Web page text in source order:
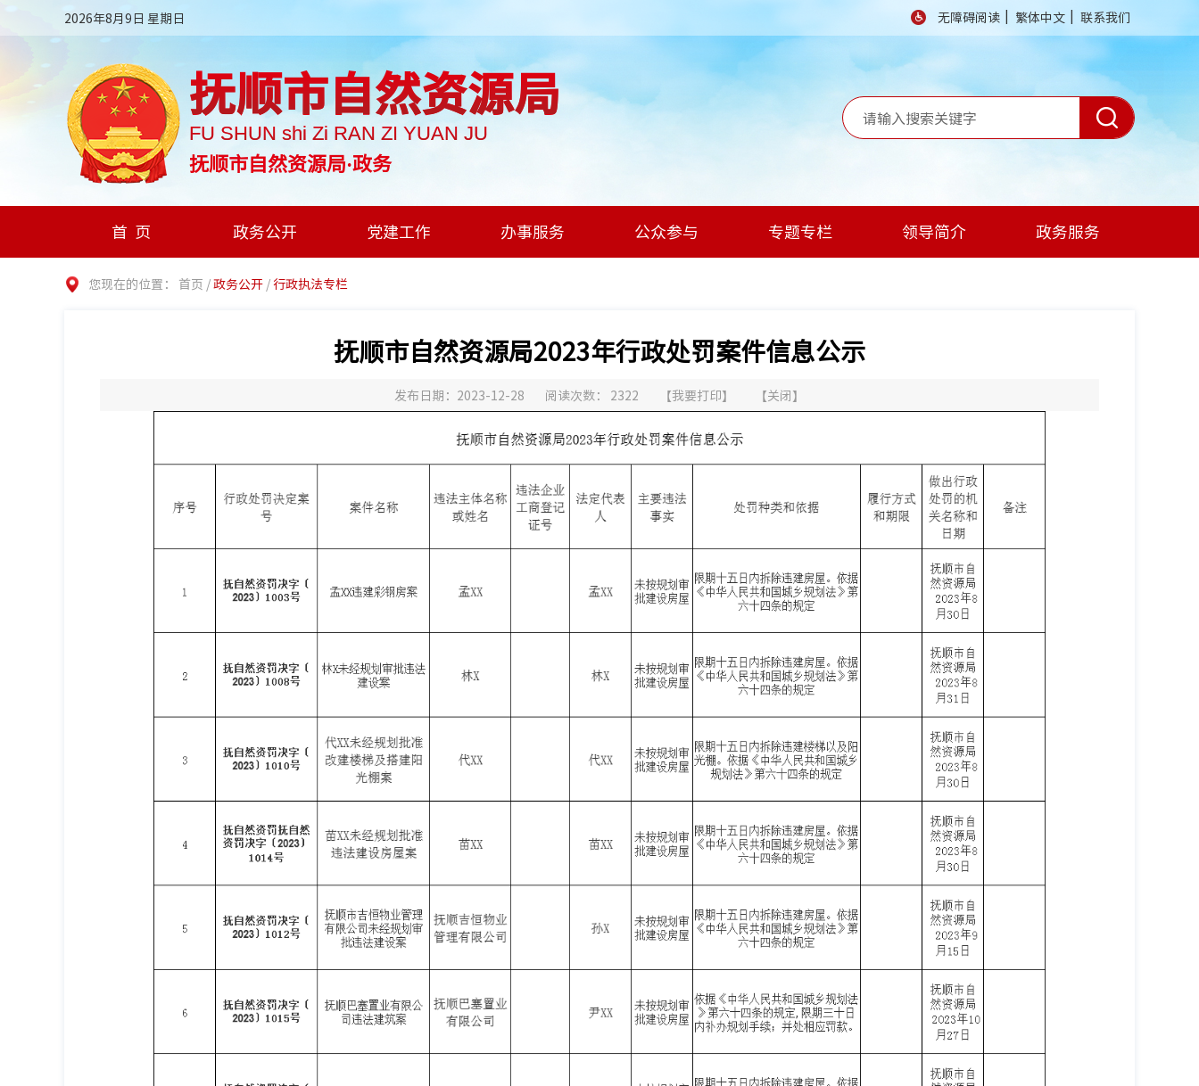
2026年8月9日 星期日 无障碍阅读 | 繁体中文 | 联系我们
抚顺市自然资源局
FU SHUN shi Zi RAN ZI YUAN JU
抚顺市自然资源局·政务
首页 政务公开 党建工作 办事服务 公众参与 专题专栏 领导简介 政务服务
您现在的位置： 首页 /政务公开 /行政执法专栏
抚顺市自然资源局2023年行政处罚案件信息公示
发布日期：2023-12-28 阅读次数： 2322 【我要打印】 【关闭】